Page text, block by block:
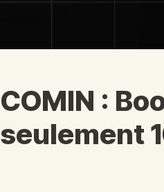
COMIN :
seulement